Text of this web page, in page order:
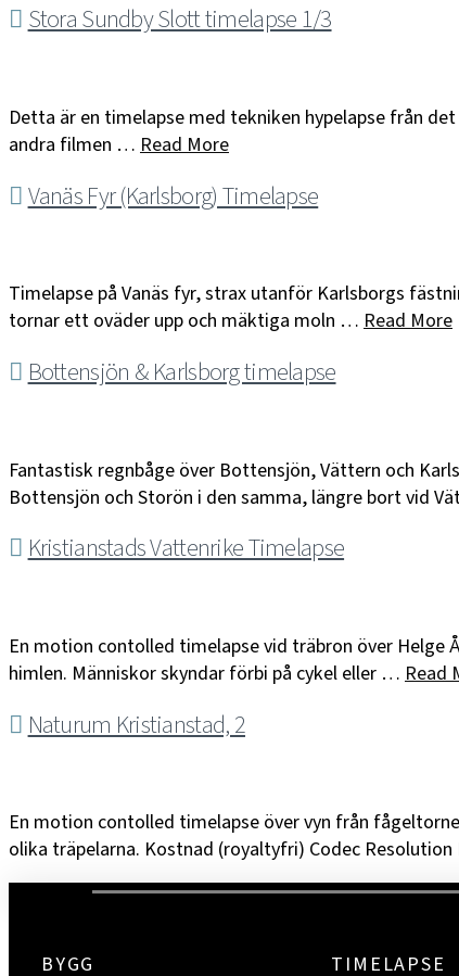
Stora Sundby Slott timelapse 1/3
Detta är en timelapse med tekniken hypelapse från
andra filmen … Read More
Vanäs Fyr (Karlsborg) Timelapse
Timelapse på Vanäs fyr, strax utanför Karlsborgs
tornar ett oväder upp och mäktiga moln … Read More
Bottensjön & Karlsborg timelapse
Fantastisk regnbåge över Bottensjön, Vättern och
Bottensjön och Storön i den samma, längre bort vid
Kristianstads Vattenrike Timelapse
En motion contolled timelapse vid träbron över Helge
himlen. Människor skyndar förbi på cykel eller … Read
Naturum Kristianstad, 2
En motion contolled timelapse över vyn från
olika träpelarna. Kostnad (royaltyfri) Codec
BYGG TIMELAPSE